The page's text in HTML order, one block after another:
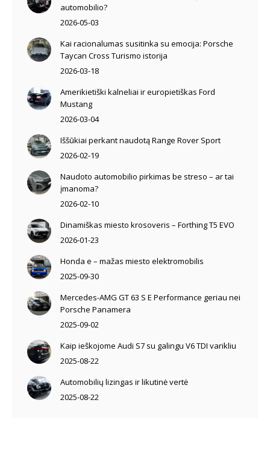
automobilio?
2026-05-03
Kai racionalumas susitinka su emocija: Porsche
Taycan Cross Turismo istorija
2026-03-18
Amerikietiški kalneliai ir europietiškas Ford
Mustang
2026-03-04
Iššūkiai perkant naudotą Range Rover Sport
2026-02-19
Naudoto automobilio pirkimas be streso – ar tai
įmanoma?
2026-02-10
Dinamiškas miesto krosoveris – Forthing T5 EVO
2026-01-23
Honda e – mažas miesto elektromobilis
2025-09-30
Mercedes-AMG GT 63 S E Performance geriau nei
Porsche Panamera
2025-09-02
Kaip ieškojome Audi S7 su galingu V6 TDI varikliu
2025-08-22
Automobilių lizingas ir likutinė vertė
2025-08-22